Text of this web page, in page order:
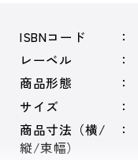
ISBNコード
レーベル
商品形態
サイズ
商品寸法（横/
縦/束幅）